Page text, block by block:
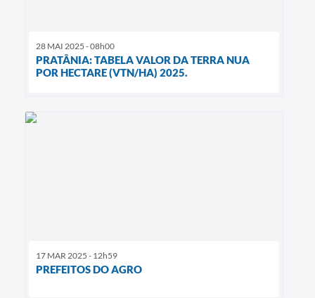
28 MAI 2025 - 08h00
PRATÂNIA: TABELA VALOR DA TERRA NUA
POR HECTARE (VTN/HA) 2025.
17 MAR 2025 - 12h59
PREFEITOS DO AGRO